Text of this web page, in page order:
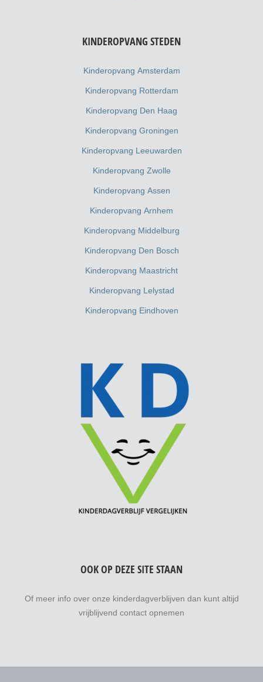
KINDEROPVANG STEDEN
Kinderopvang Amsterdam
Kinderopvang Rotterdam
Kinderopvang Den Haag
Kinderopvang Groningen
Kinderopvang Leeuwarden
Kinderopvang Zwolle
Kinderopvang Assen
Kinderopvang Arnhem
Kinderopvang Middelburg
Kinderopvang Den Bosch
Kinderopvang Maastricht
Kinderopvang Lelystad
Kinderopvang Eindhoven
OOK OP DEZE SITE STAAN
Of meer info over onze kinderdagverblijven dan kunt altijd
vrijblijvend contact opnemen